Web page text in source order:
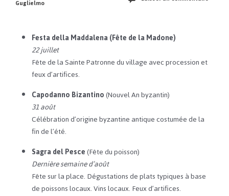
Guglielmo
Festa della Maddalena (Fête de la Madone)
22 juillet
Fête de la Sainte Patronne du village avec procession et
feux d’artifices.
Capodanno Bizantino(Nouvel An byzantin)
31 août
Célébration d’origine byzantine antique costumée de la
fin de l’été.
Sagra del Pesce(Fête du poisson)
Dernière semaine d’août
Fête sur la place. Dégustations de plats typiques à base
de poissons locaux. Vins locaux. Feux d’artifices.